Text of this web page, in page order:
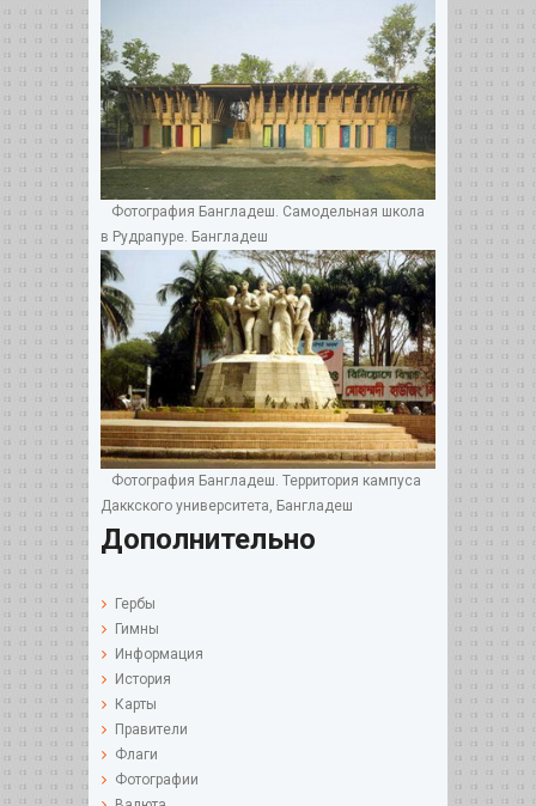
Фотография Бангладеш. Самодельная школа
в Рудрапуре. Бангладеш
Фотография Бангладеш. Территория кампуса
Даккского университета, Бангладеш
Дополнительно
Гербы
Гимны
Информация
История
Карты
Правители
Флаги
Фотографии